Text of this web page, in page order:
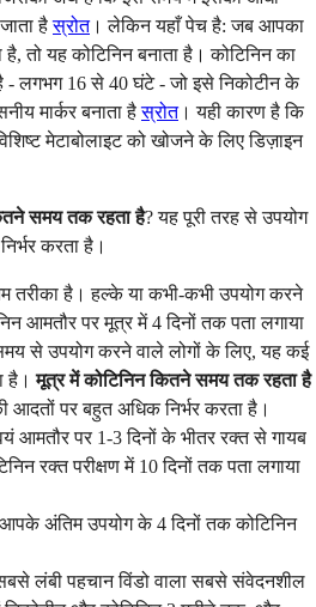
हैस्रोत। लेकिन यहाँ पेच है: जब आपका
तो यह कोटिनिन बनाता है। कोटिनिन का
- लगभग 16 से 40 घंटे - जो इसे निकोटीन के
मार्कर बनाता हैस्रोत। यही कारण है कि
मेटाबोलाइट को खोजने के लिए डिज़ाइन
समय तक रहता है? यह पूरी तरह से उपयोग
करता है।
है। हल्के या कभी-कभी उपयोग करने
आमतौर पर मूत्र में 4 दिनों तक पता लगाया
से उपयोग करने वाले लोगों के लिए, यह कई
है।मूत्र में कोटिनिन कितने समय तक रहता है
पर बहुत अधिक निर्भर करता है।
आमतौर पर 1-3 दिनों के भीतर रक्त से गायब
रक्त परीक्षण में 10 दिनों तक पता लगाया
आपके अंतिम उपयोग के 4 दिनों तक कोटिनिन
लंबी पहचान विंडो वाला सबसे संवेदनशील